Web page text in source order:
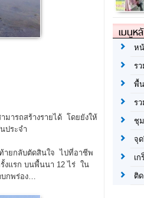
ารถสร้างรายได้ โดยยังให้
ประจำ
ายกลับตัดสินใจ ไปที่อาชีพ
งแรก บนพื้นนา 12 ไร่ ใน
กพร่อง…
เมนูห
ห
ร
พื้
ร
ชุ
จุ
เ
ติ